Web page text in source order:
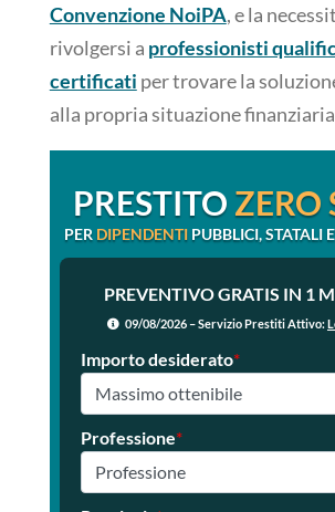
Convenzione NoiPA, e la
rivolgersi a professionisti
certificati per trovare la
alla propria situazione
PRESTITO ZERO
PER DIPENDENTI PUBBLICI, STATALI E
PREVENTIVO GRATIS IN 1
09/08/2026 – Servizio Prestiti Attivo:
Importo desiderato*
Professione*